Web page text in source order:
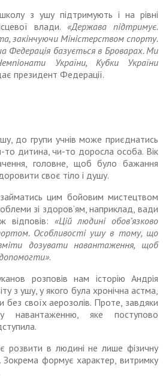
з ушу підтримують і на рівні
влади. «Держава підтримує.
закінчуючи Міністерством спорту.
Федерація базується в Броварах. Ми
України, Кубки України
президент Федерації.
до групи учнів може приєднатись
дитина, чи-то доросла особа. Вік
головне, щоб було бажання
своє тіло і душу.
цим бойовим мистецтвом
зі здоров’ям, наприклад, вади
відповів: «Цій людині обов’язково
Особливості ушу в тому, що
дозувати навантаження, щоб
.
розповів нам історію Андрія
з ушу, у якого була хронічна астма,
без своїх аерозолів. Проте, завдяки
навантаженню, яке поступово
розвити в людині не лише фізичну
Зокрема формує характер, витримку